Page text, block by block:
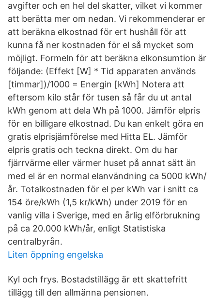
avgifter och en hel del skatter, vilket vi kommer
att berätta mer om nedan. Vi rekommenderar er
att beräkna elkostnad för ert hushåll för att
kunna få ner kostnaden för el så mycket som
möjligt. Formeln för att beräkna elkonsumtion är
följande: (Effekt [W] * Tid apparaten används
[timmar])/1000 = Energin [kWh] Notera att
eftersom kilo står för tusen så får du ut antal
kWh genom att dela Wh på 1000. Jämför elpris
för en billigare elkostnad. Du kan enkelt göra en
gratis elprisjämförelse med Hitta EL. Jämför
elpris gratis och teckna direkt. Om du har
fjärrvärme eller värmer huset på annat sätt än
med el är en normal elanvändning ca 5000 kWh/
år. Totalkostnaden för el per kWh var i snitt ca
154 öre/kWh (1,5 kr/kWh) under 2019 för en
vanlig villa i Sverige, med en årlig elförbrukning
på ca 20.000 kWh/år, enligt Statistiska
centralbyrån.
Liten öppning engelska
Kyl och frys. Bostadstillägg är ett skattefritt
tillägg till den allmänna pensionen.